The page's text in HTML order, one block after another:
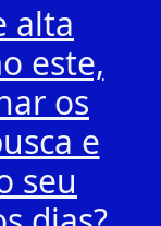
alta
este,
os
e
seu